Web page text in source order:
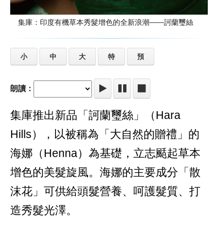
集庫：印度有機草本秀髮增色的全新浪潮——訶蘭璽絲
小 中 大 特 預
朗讀：
集庫推出新品「訶蘭璽絲」（Hara
Hills），以被稱為「大自然的贈禮」的
海娜（Henna）為基礎，立志颳起草本
增色的美髮旋風。海娜的主要成分「散
沫花」可供給頭髮營養、呵護髮質、打
造秀髮光澤。